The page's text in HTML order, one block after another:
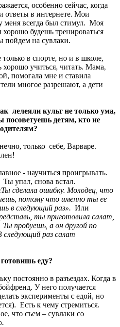
особенно сейчас, когда
ответы в интернете. Мои
меня всегда был стимул. Моя
будешь тренироваться
пойдем на сувлаки.
в спорте, но и в школе,
хорошо учиться, читать. Мама,
помогала мне и ставила
многое разрешают, а дети
лелеяли культ не только ума,
посоветуешь детям, кто не
только себе, Варваре.
- научиться проигрывать.
упал, снова встал.
сделала ошибку. Молодец, что
потому что именно ты ее
в следующий раз». Или
ты приготовила салат,
пробуешь, а он другой по
следующий раз салат
еду?
постоянно в разъездах. Когда в
У него получается
эксперименты с едой, но
Есть к чему стремиться.
что съем – сувлаки со